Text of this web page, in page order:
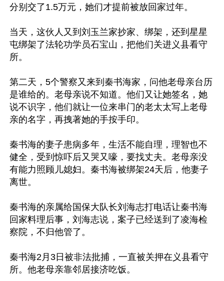
分别交了1.5万元，她们才提前被放回家过年。
当天，这伙人又到刘玉兰家抄家、绑架，还到星星
屯绑架了法轮功学员石宝山，把他们关进义县看守
所。
第二天，5个警察又来到秦书海家，问他老母亲台历
是谁给的。老母亲说不知道。他们又让她签名，她
说不识字，他们就让一位来串门的老太太写上老母
亲的名字，再拽著她的手按手印。
秦书海的妻子患病多年，生活不能自理，理智也不
健全，受到惊吓后又哭又嚎，要找丈夫。老母亲没
有能力照顾儿媳妇。秦书海被绑架24天后，他妻子
离世。
秦书海的亲属给国保大队长刘海志打电话让秦书海
回家料理后事，刘海志说，案子已经送到了凌海检
察院，不归他管了。
秦书海2月3日被非法批捕，一直被关押在义县看守
所。他老母亲靠邻居接济吃饭。